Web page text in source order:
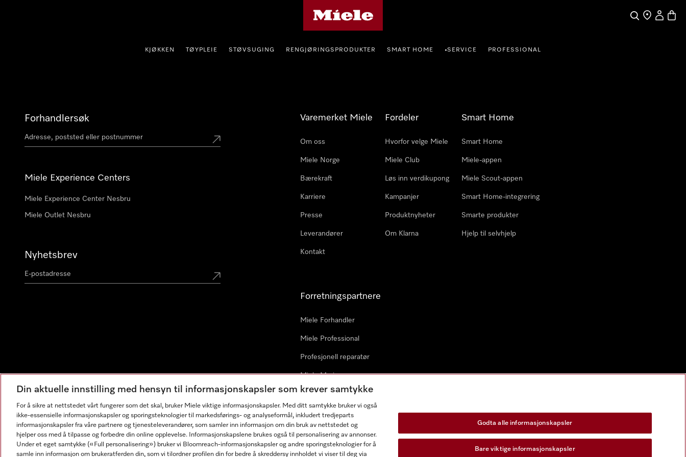
Søk
Finn enMin Konto
KJØKKEN TØYPLEIE STØVSUGING RENGJØRINGSPRODUKTER SMART HOME •SERVICE PROFESSIONAL
Forhandlersøk
Miele Experience Centers
Miele Experience Center Nesbru
Miele Outlet Nesbru
Nyhetsbrev
Varemerket Miele
Om oss
Miele Norge
Bærekraft
Karriere
Presse
Leverandører
Kontakt
Fordeler
Hvorfor velge Miele
Miele Club
Løs inn verdikupong
Kampanjer
Produktnyheter
Om Klarna
Smart Home
Smart Home
Miele-appen
Miele Scout-appen
Smart Home-integrering
Smarte produkter
Hjelp til selvhjelp
Forretningspartnere
Miele Forhandler
Miele Professional
Profesjonell reparatør
Miele Marine
Arkitekter & byggherrer
Din aktuelle innstilling med hensyn til informasjonskapsler som krever samtykke
For å sikre at nettstedet vårt fungerer som det skal, bruker Miele viktige informasjonskapsler. Med ditt samtykke bruker vi også
ikke-essensielle informasjonskapsler og sporingsteknologier til markedsførings- og analyseformål, inkludert tredjeparts
informasjonskapsler fra våre partnere og tjenesteleverandører, som samler inn informasjon om din bruk av nettstedet og
hjelper oss med å tilpasse og forbedre din online opplevelse. Informasjonskapslene brukes også til personalisering av annonser.
Under et eget samtykke («Full personalisering») bruker vi Bloomreach-informasjonskapsler og andre sporingsteknologier for å
samle inn informasjon om brukeratferden din, som vi tilordner profilen din for bedre å skreddersy innholdet vi viser til deg via
Godta alle informasjonskapsler
Bare viktige informasjonskapsler